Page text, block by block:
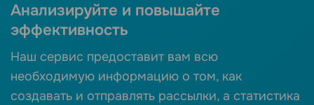
Анализируйте и повышайте
эффективность
Наш сервис предоставит вам всю
необходимую информацию о том, как
создавать и отправлять рассылки, а статистика